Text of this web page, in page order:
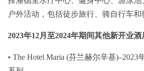
户外活动，包括徒步旅行、骑自行车和
2023年12月至2024年期间其他新开业酒
• The Hotel Maria (芬兰赫尔辛基)–2023